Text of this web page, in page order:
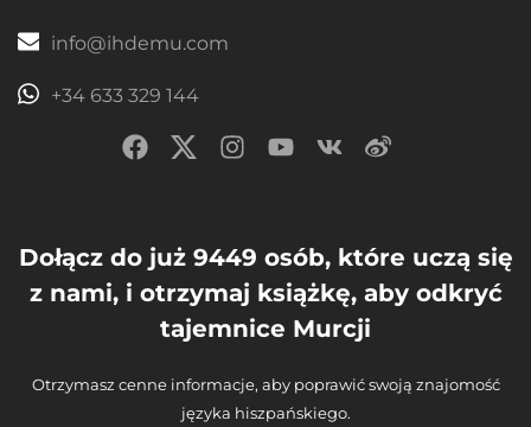
info@ihdemu.com
+34 633 329 144
Dołącz do już 9449 osób, które uczą się
z nami, i otrzymaj książkę, aby odkryć
tajemnice Murcji
Otrzymasz cenne informacje, aby poprawić swoją znajomość
języka hiszpańskiego.